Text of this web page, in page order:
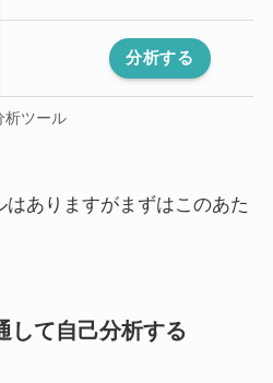
分析する
析ツール
ありますがまずはこのあた
て自己分析する